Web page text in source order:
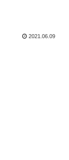
2021.06.09